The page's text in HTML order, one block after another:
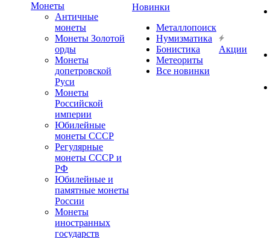
Монеты
Античные
монеты
Монеты Золотой
орды
Монеты
допетровской
Руси
Монеты
Российской
империи
Юбилейные
монеты СССР
Регулярные
монеты СССР и
РФ
Юбилейные и
памятные монеты
России
Монеты
иностранных
государств
Новинки
Металлопоиск
Нумизматика
Бонистика
Метеориты
Все новинки
Акции